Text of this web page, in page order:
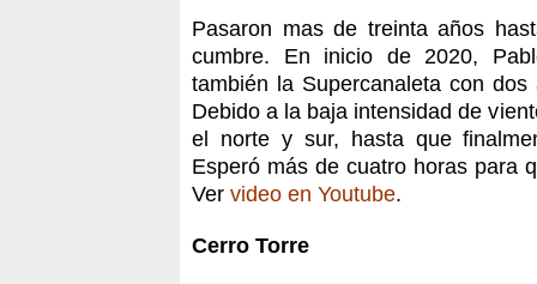
Pasaron mas de treinta años
cumbre. En inicio de 2020,
también la Supercanaleta con
Debido a la baja intensidad de
el norte y sur, hasta que
Esperó más de cuatro horas para
Ver video en Youtube.
Cerro Torre